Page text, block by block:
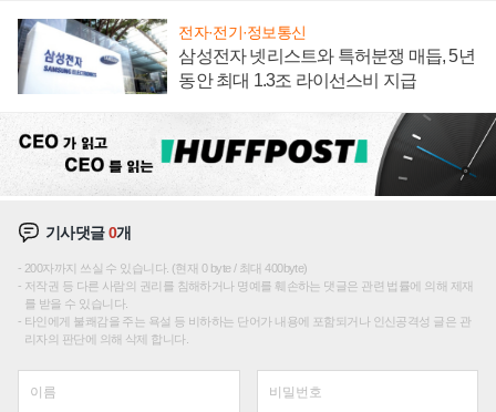
전자·전기·정보통신
삼성전자 넷리스트와 특허분쟁 매듭, 5년
동안 최대 1.3조 라이선스비 지급
기사댓글0개
200자까지 쓰실 수 있습니다. (현재 0 byte / 최대 400byte)
저작권 등 다른 사람의 권리를 침해하거나 명예를 훼손하는 댓글은 관련 법률에 의해 제재
를 받을 수 있습니다.
타인에게 불쾌감을 주는 욕설 등 비하하는 단어가 내용에 포함되거나 인신공격성 글은 관
리자의 판단에 의해 삭제 합니다.